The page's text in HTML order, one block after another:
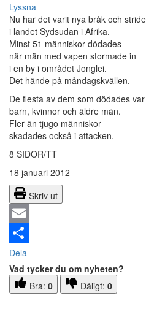
Lyssna
Nu har det varit nya bråk och
i landet Sydsudan i Afrika.
Minst 51 människor dödades
när män med vapen stormade in
i en by i området Jonglei.
Det hände på måndagskvällen.
De flesta av dem som dödades var
barn, kvinnor och äldre män.
Fler än tjugo människor
skadades också i attacken.
8 SIDOR/TT
18 januari 2012
Skriv ut
Email
Dela
Vad tycker du om nyheten?
Bra: 0 Dåligt: 0